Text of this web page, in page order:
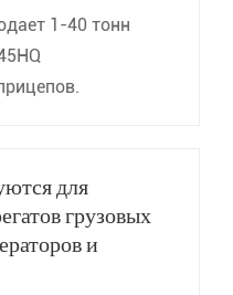
1-40 тонн
для
грузовых
и